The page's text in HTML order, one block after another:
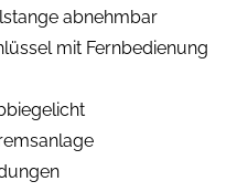
abnehmbar
mit Fernbedienung